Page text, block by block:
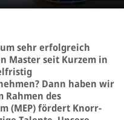
sehr erfolgreich
Master seit Kurzem in
Dann haben wir
Rahmen des
(MEP) fördert Knorr-